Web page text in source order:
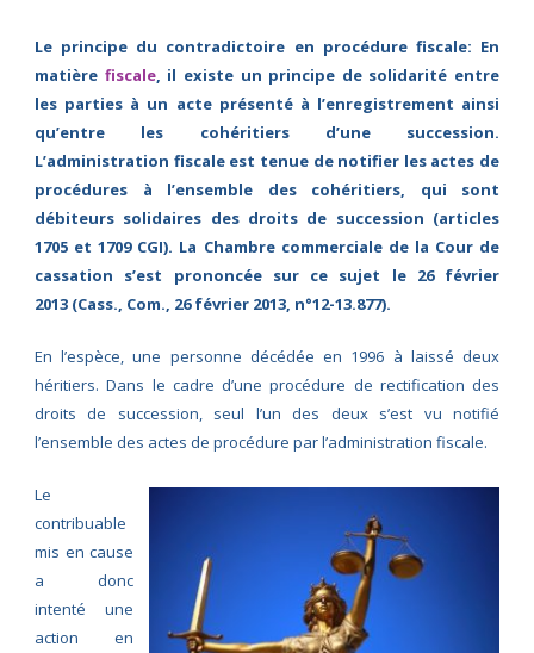
Le principe du contradictoire en procédure fiscale: En
matière fiscale, il existe un principe de solidarité entre
les parties à un acte présenté à l’enregistrement ainsi
qu’entre les cohéritiers d’une succession.
L’administration fiscale est tenue de notifier les actes de
procédures à l’ensemble des cohéritiers, qui sont
débiteurs solidaires des droits de succession (articles
1705 et 1709 CGI). La Chambre commerciale de la Cour de
cassation s’est prononcée sur ce sujet le 26 février
2013 (Cass., Com., 26 février 2013, n°12-13.877).
En l’espèce, une personne décédée en 1996 à laissé deux
héritiers. Dans le cadre d’une procédure de rectification des
droits de succession, seul l’un des deux s’est vu notifié
l’ensemble des actes de procédure par l’administration fiscale.
Le
contribuable
mis en cause
a donc
intenté une
action en